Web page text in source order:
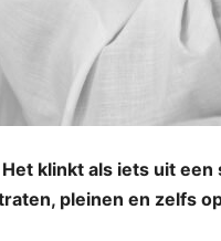
klinkt als iets uit
pleinen en zelfs